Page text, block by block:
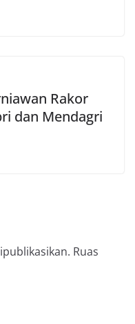
Rakor
dan Mendagri
Ruas